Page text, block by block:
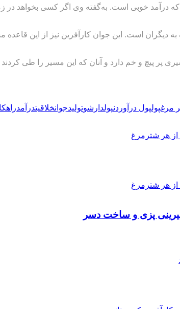
به دیگران است. این جوان کارآفرین نیز از این
پر پیچ و خم دارد و آنان که این مسیر را طی
مرغپولپول درآوردنپولدارشوتولیدجوانخلاقیتدرآمد
پزی و ساخت دسر